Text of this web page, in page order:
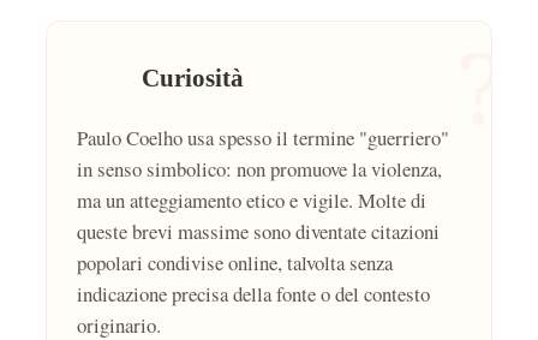
Curiosità
Paulo Coelho usa spesso il termine "guerriero"
in senso simbolico: non promuove la violenza,
ma un atteggiamento etico e vigile. Molte di
queste brevi massime sono diventate citazioni
popolari condivise online, talvolta senza
indicazione precisa della fonte o del contesto
originario.